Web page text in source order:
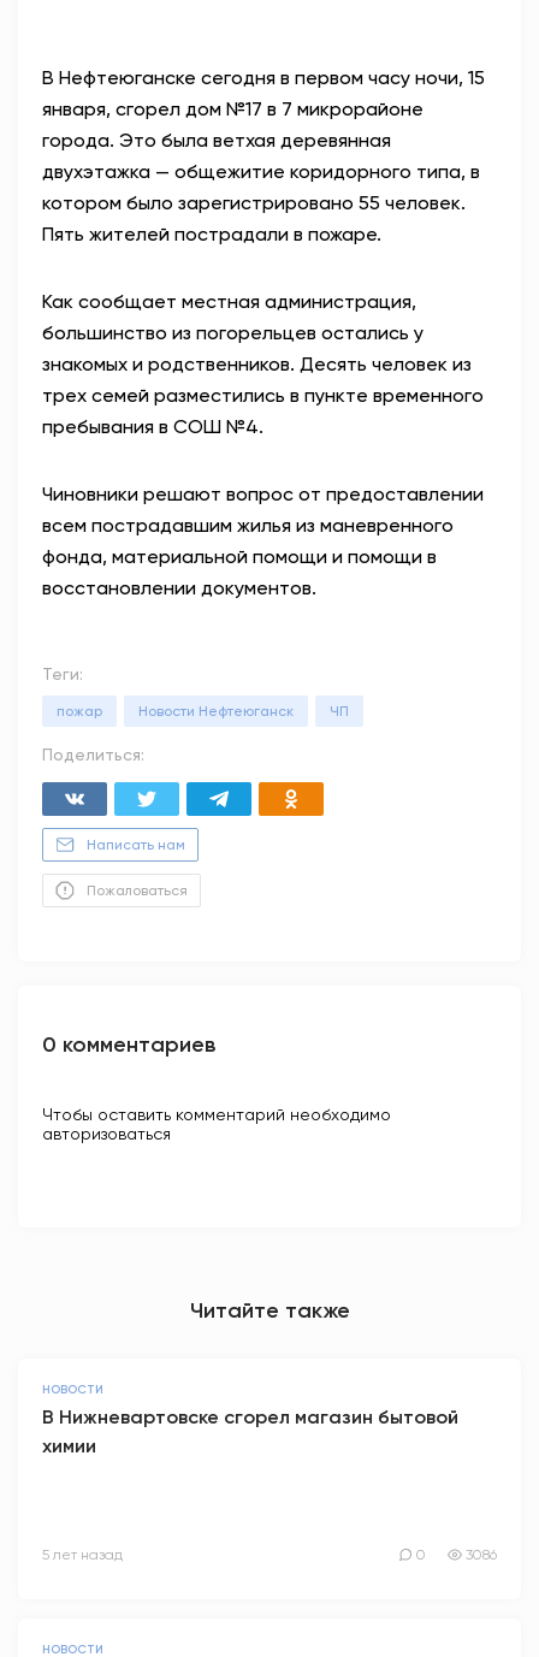
В Нефтеюганске сегодня в первом часу ночи, 15
января, сгорел дом №17 в 7 микрорайоне
города. Это была ветхая деревянная
двухэтажка — общежитие коридорного типа, в
котором было зарегистрировано 55 человек.
Пять жителей пострадали в пожаре.
Как сообщает местная администрация,
большинство из погорельцев остались у
знакомых и родственников. Десять человек из
трех семей разместились в пункте временного
пребывания в СОШ №4.
Чиновники решают вопрос от предоставлении
всем пострадавшим жилья из маневренного
фонда, материальной помощи и помощи в
восстановлении документов.
Теги:
пожар Новости Нефтеюганск ЧП
Поделиться:
Написать нам
Пожаловаться
0 комментариев
Чтобы оставить комментарий необходимо
авторизоваться
Читайте также
НОВОСТИ
В Нижневартовске сгорел магазин бытовой
химии
5 лет назад 0 3086
НОВОСТИ